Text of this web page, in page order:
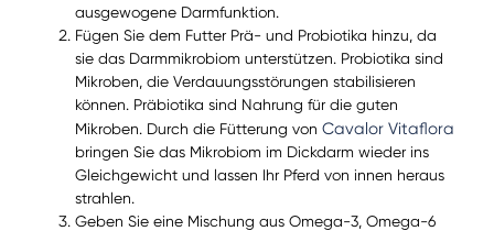
ausgewogene Darmfunktion.
Fügen Sie dem Futter Prä- und Probiotika hinzu, da
sie das Darmmikrobiom unterstützen. Probiotika sind
Mikroben, die Verdauungsstörungen stabilisieren
können. Präbiotika sind Nahrung für die guten
Mikroben. Durch die Fütterung von Cavalor Vitaflora
bringen Sie das Mikrobiom im Dickdarm wieder ins
Gleichgewicht und lassen Ihr Pferd von innen heraus
strahlen.
Geben Sie eine Mischung aus Omega-3, Omega-6